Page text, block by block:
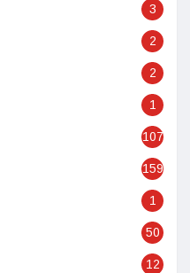
3
2
2
1
107
159
1
50
12